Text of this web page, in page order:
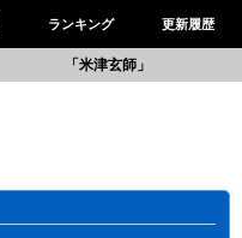
ランキング 更新履歴
「米津玄師」